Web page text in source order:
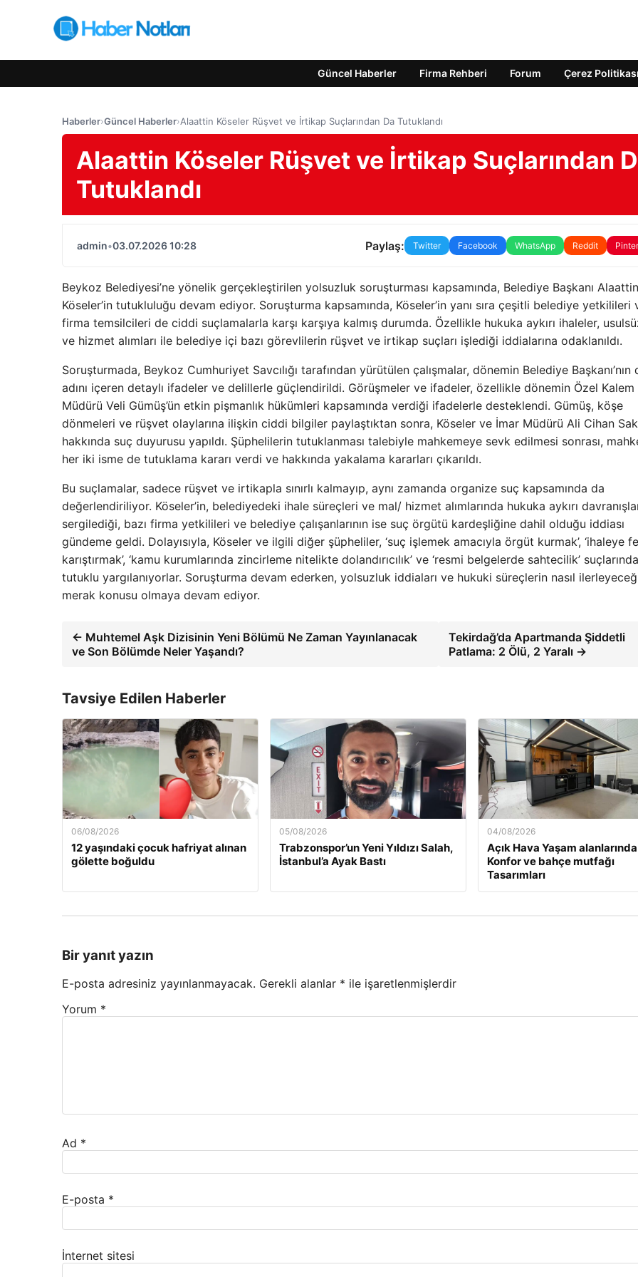
Güncel Haberler Firma Rehberi Forum Çerez Politikası
Haberler›Güncel Haberler›Alaattin Köseler Rüşvet ve İrtikap Suçlarından Da Tutuklandı
Alaattin Köseler Rüşvet ve İrtikap Suçlarından
Tutuklandı
admin•03.07.2026 10:28 Paylaş: Twitter Facebook WhatsApp Reddit
Beykoz Belediyesi’ne yönelik gerçekleştirilen yolsuzluk soruşturması kapsamında, Belediye Başkanı Alaattin
Köseler’in tutukluluğu devam ediyor. Soruşturma kapsamında, Köseler’in yanı sıra çeşitli belediye yetkilileri
firma temsilcileri de ciddi suçlamalarla karşı karşıya kalmış durumda. Özellikle hukuka aykırı ihaleler,
ve hizmet alımları ile belediye içi bazı görevlilerin rüşvet ve irtikap suçları işlediği iddialarına odaklanıldı.
Soruşturmada, Beykoz Cumhuriyet Savcılığı tarafından yürütülen çalışmalar, dönemin Belediye Başkanı’nın
adını içeren detaylı ifadeler ve delillerle güçlendirildi. Görüşmeler ve ifadeler, özellikle dönemin Özel Kalem
Müdürü Veli Gümüş’ün etkin pişmanlık hükümleri kapsamında verdiği ifadelerle desteklendi. Gümüş, köşe
dönmeleri ve rüşvet olaylarına ilişkin ciddi bilgiler paylaştıktan sonra, Köseler ve İmar Müdürü Ali Cihan
hakkında suç duyurusu yapıldı. Şüphelilerin tutuklanması talebiyle mahkemeye sevk edilmesi sonrası,
her iki isme de tutuklama kararı verdi ve hakkında yakalama kararları çıkarıldı.
Bu suçlamalar, sadece rüşvet ve irtikapla sınırlı kalmayıp, aynı zamanda organize suç kapsamında da
değerlendiriliyor. Köseler’in, belediyedeki ihale süreçleri ve mal/ hizmet alımlarında hukuka aykırı
sergilediği, bazı firma yetkilileri ve belediye çalışanlarının ise suç örgütü kardeşliğine dahil olduğu iddiası
gündeme geldi. Dolayısıyla, Köseler ve ilgili diğer şüpheliler, ‘suç işlemek amacıyla örgüt kurmak’, ‘ihaleye
karıştırmak’, ‘kamu kurumlarında zincirleme nitelikte dolandırıcılık’ ve ‘resmi belgelerde sahtecilik’
tutuklu yargılanıyorlar. Soruşturma devam ederken, yolsuzluk iddiaları ve hukuki süreçlerin nasıl
merak konusu olmaya devam ediyor.
← Muhtemel Aşk Dizisinin Yeni Bölümü Ne Zaman Yayınlanacak
ve Son Bölümde Neler Yaşandı?
Tekirdağ’da Apartmanda Şiddetli
Patlama: 2 Ölü, 2 Yaralı →
Tavsiye Edilen Haberler
06/08/2026
12 yaşındaki çocuk hafriyat alınan
gölette boğuldu
05/08/2026
Trabzonspor’un Yeni Yıldızı Salah,
İstanbul’a Ayak Bastı
04/08/2026
Açık Hava Yaşam alanlarında
Konfor ve bahçe mutfağı
Tasarımları
Bir yanıt yazın
E-posta adresiniz yayınlanmayacak. Gerekli alanlar * ile işaretlenmişlerdir
Yorum *
Ad *
E-posta *
İnternet sitesi